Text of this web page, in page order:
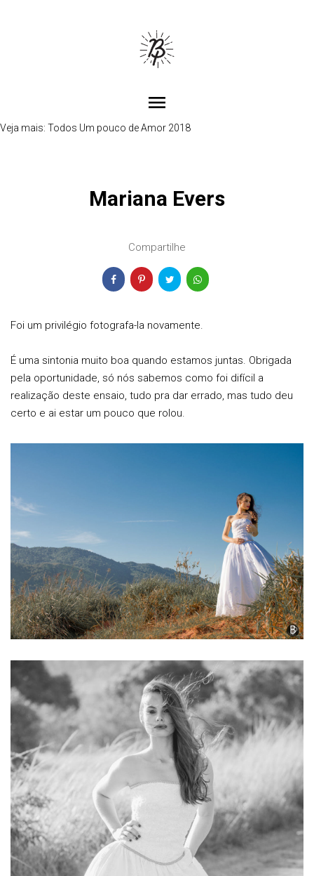
menu
Veja mais: Todos Um pouco de Amor 2018
Mariana Evers
Compartilhe
Foi um privilégio fotografa-la novamente.
É uma sintonia muito boa quando estamos juntas. Obrigada
pela oportunidade, só nós sabemos como foi difícil a
realização deste ensaio, tudo pra dar errado, mas tudo deu
certo e ai estar um pouco que rolou.